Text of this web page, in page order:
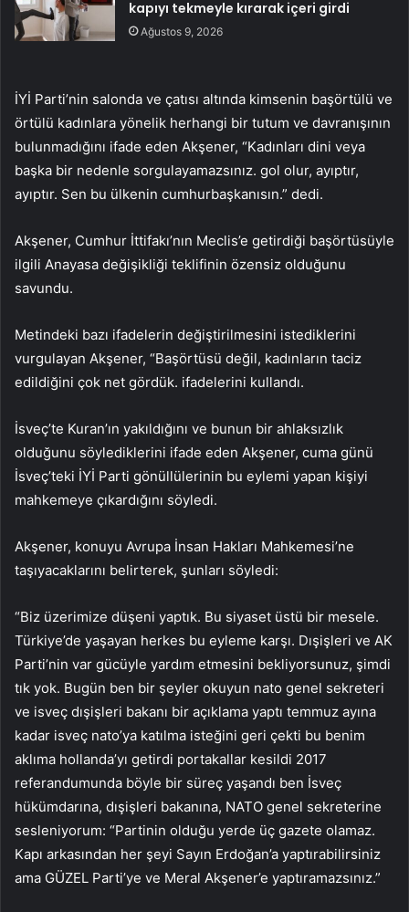
kapıyı tekmeyle kırarak içeri girdi
Ağustos 9, 2026
İYİ Parti’nin salonda ve çatısı altında kimsenin başörtülü ve
örtülü kadınlara yönelik herhangi bir tutum ve davranışının
bulunmadığını ifade eden Akşener, “Kadınları dini veya
başka bir nedenle sorgulayamazsınız. gol olur, ayıptır,
ayıptır. Sen bu ülkenin cumhurbaşkanısın.” dedi.
Akşener, Cumhur İttifakı’nın Meclis’e getirdiği başörtüsüyle
ilgili Anayasa değişikliği teklifinin özensiz olduğunu
savundu.
Metindeki bazı ifadelerin değiştirilmesini istediklerini
vurgulayan Akşener, “Başörtüsü değil, kadınların taciz
edildiğini çok net gördük. ifadelerini kullandı.
İsveç’te Kuran’ın yakıldığını ve bunun bir ahlaksızlık
olduğunu söylediklerini ifade eden Akşener, cuma günü
İsveç’teki İYİ Parti gönüllülerinin bu eylemi yapan kişiyi
mahkemeye çıkardığını söyledi.
Akşener, konuyu Avrupa İnsan Hakları Mahkemesi’ne
taşıyacaklarını belirterek, şunları söyledi:
“Biz üzerimize düşeni yaptık. Bu siyaset üstü bir mesele.
Türkiye’de yaşayan herkes bu eyleme karşı. Dışişleri ve AK
Parti’nin var gücüyle yardım etmesini bekliyorsunuz, şimdi
tık yok. Bugün ben bir şeyler okuyun nato genel sekreteri
ve isveç dışişleri bakanı bir açıklama yaptı temmuz ayına
kadar isveç nato’ya katılma isteğini geri çekti bu benim
aklıma hollanda’yı getirdi portakallar kesildi 2017
referandumunda böyle bir süreç yaşandı ben İsveç
hükümdarına, dışişleri bakanına, NATO genel sekreterine
sesleniyorum: “Partinin olduğu yerde üç gazete olamaz.
Kapı arkasından her şeyi Sayın Erdoğan’a yaptırabilirsiniz
ama GÜZEL Parti’ye ve Meral Akşener’e yaptıramazsınız.”